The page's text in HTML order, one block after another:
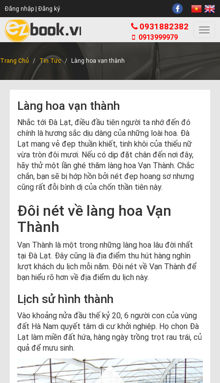
Đăng nhập | Đăng ký
0931882382
0913999979
Trang Chủ Tin Tức Làng hoa vạn thành
Làng hoa vạn thành
Nhắc tới Đà Lạt, điều đầu tiên người ta nhớ đến đó
chính là hương sắc dịu dàng của những loài hoa. Đà
Lạt mang vẻ đẹp thuần khiết, tinh khôi của thiếu nữ
vừa tròn đôi mươi. Nếu có dịp đặt chân đến nơi đây,
hãy thử một lần ghé thăm làng hoa Vạn Thành. Chắc
chắn, bạn sẽ bị hớp hồn bởi nét đẹp hoang sơ nhưng
cũng rất đỗi bình dị của chốn thần tiên này.
Đôi nét về làng hoa Vạn
Thành
Vạn Thành là một trong những làng hoa lâu đời nhất
tại Đà Lạt. Đây cũng là địa điểm thu hút hàng nghìn
lượt khách du lịch mỗi năm. Đôi nét về Vạn Thành để
bạn hiểu rõ hơn về địa điểm du lịch này.
Lịch sử hình thành
Vào khoảng nửa đầu thế kỷ 20, 6 người con của vùng
đất Hà Nam quyết tâm di cư khởi nghiệp. Họ chọn Đà
Lạt làm miền đất hứa, hàng ngày trồng trọt rau trái, củ
quả để mưu sinh.